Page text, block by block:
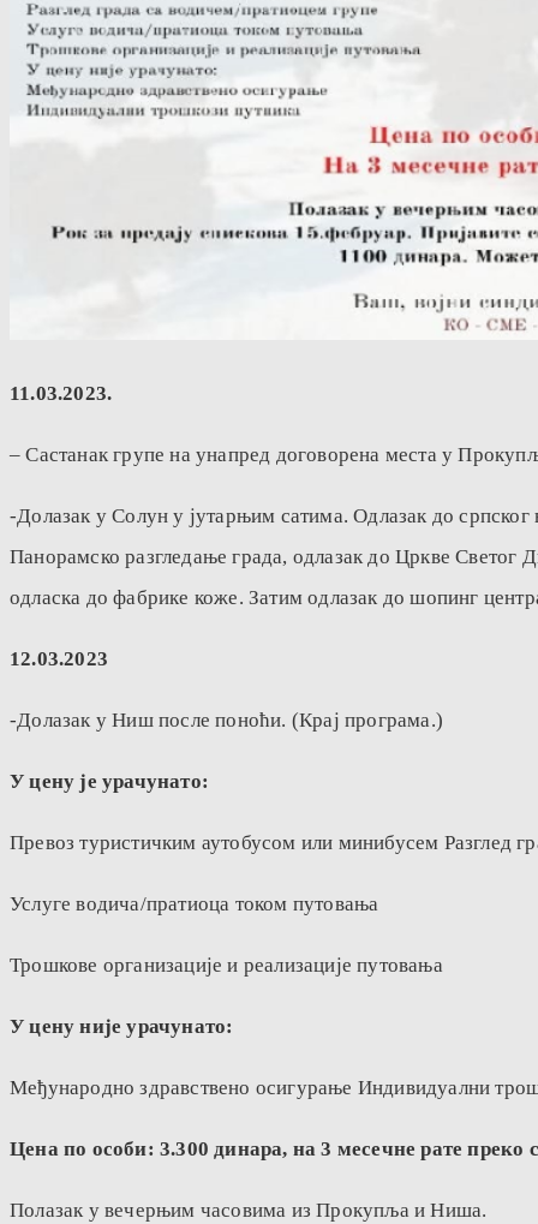
11.03.2023.
– Састанак групе на унапред договорена места у
-Долазак у Солун у јутарњим сатима. Одлазак до
Панорамско разгледање града, одлазак до Цркве Светог
одласка до фабрике коже. Затим одлазак до шопинг
12.03.2023
-Долазак у Ниш после поноћи. (Крај програма.)
У цену је урачунато:
Превоз туристичким аутобусом или минибусем Разглед
Услуге водича/пратиоца током путовања
Трошкове организације и реализације путовања
У цену није урачунато:
Међународно здравствено осигурање Индивидуални
Цена по особи: 3.300 динара, на 3 месечне рате преко
Полазак у вечерњим часовима из Прокупља и Ниша.